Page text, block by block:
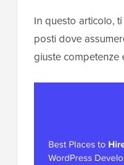
In questo articolo,
posti dove
giuste competenze